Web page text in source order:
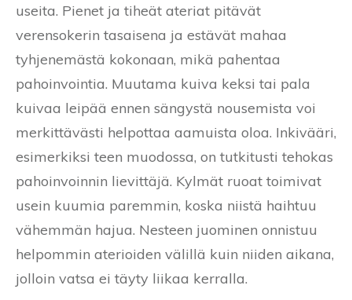
useita. Pienet ja tiheät ateriat pitävät
verensokerin tasaisena ja estävät mahaa
tyhjenemästä kokonaan, mikä pahentaa
pahoinvointia. Muutama kuiva keksi tai pala
kuivaa leipää ennen sängystä nousemista voi
merkittävästi helpottaa aamuista oloa. Inkivääri,
esimerkiksi teen muodossa, on tutkitusti tehokas
pahoinvoinnin lievittäjä. Kylmät ruoat toimivat
usein kuumia paremmin, koska niistä haihtuu
vähemmän hajua. Nesteen juominen onnistuu
helpommin aterioiden välillä kuin niiden aikana,
jolloin vatsa ei täyty liikaa kerralla.